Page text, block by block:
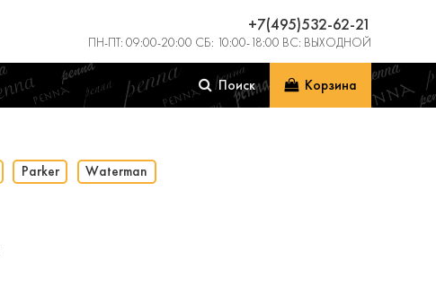
+7(495)532-62-21
ПН-ПТ: 09:00-20:00 СБ: 10:00-18:00 ВС: ВЫХОДНОЙ
Поиск Корзина
Parker Waterman